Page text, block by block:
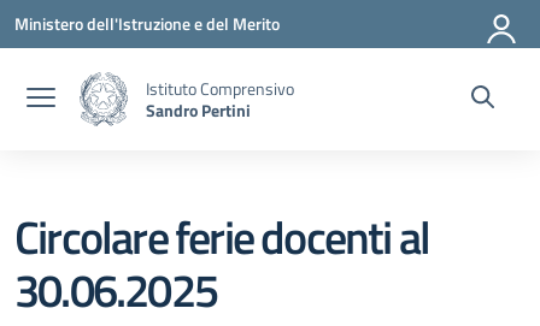
Vai ai contenuti
Vai al menu di navigazione
Vai al footer
Ministero dell'Istruzione e del Merito
Istituto Comprensivo
Sandro Pertini
Circolare ferie docenti al
30.06.2025